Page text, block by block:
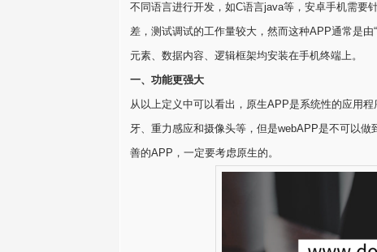
不同语言进行开发，如C语言java等，安卓手机需要
差，测试调试的工作量较大，然而这种APP通常是
元素、数据内容、逻辑框架均安装在手机终端上。
一、功能更强大
从以上定义中可以看出，原生APP是系统性的应用
牙、重力感应和摄像头等，但是webAPP是不可以
善的APP，一定要考虑原生的。